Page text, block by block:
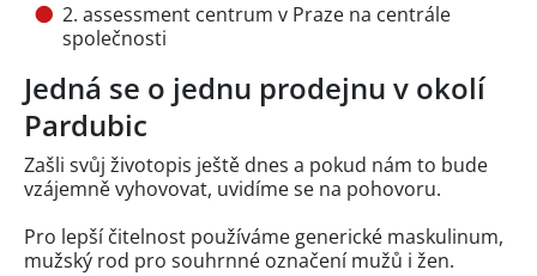
2. assessment centrum v Praze na centrále
společnosti
Jedná se o jednu prodejnu v okolí
Pardubic
Zašli svůj životopis ještě dnes a pokud nám to bude
vzájemně vyhovovat, uvidíme se na pohovoru.
Pro lepší čitelnost používáme generické maskulinum,
mužský rod pro souhrnné označení mužů i žen.